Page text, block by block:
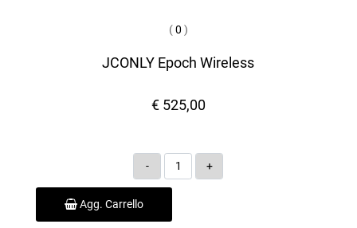
(0 )
JCONLY Epoch Wireless
€ 525,00
Quantità
Agg. Carrello